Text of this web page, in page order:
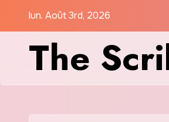
lun. Août 3rd, 2026
The